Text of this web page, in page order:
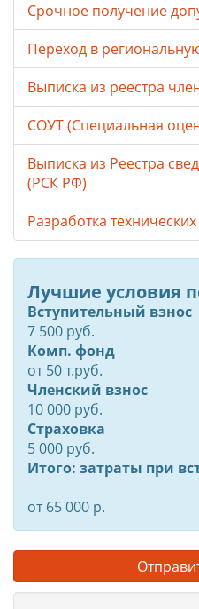
Срочное получение
Переход в
Выписка из реестра
СОУТ (Специальная
Выписка из Реестра
(РСК РФ)
Разработка
Лучшие условия
Вступительный взнос
7 500 руб.
Комп. фонд
от50т.руб.
Членский взнос
10 000 руб.
Страховка
5 000 руб.
Итого: затраты при
от 65 000 р.